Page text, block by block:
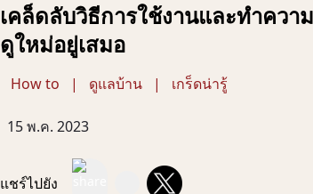
เคล็ดลับวิธีการใช้งานและทำควา
ดูใหม่อยู่เสมอ
How to | ดูแลบ้าน | เกร็ดน่ารู้
15 พ.ค. 2023
แชร์ไปยัง